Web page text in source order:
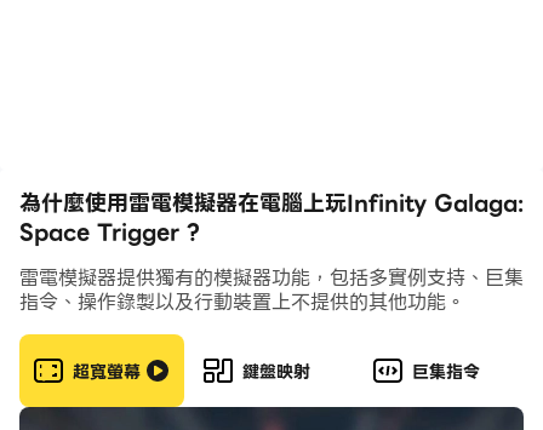
👍遊戲特色
在這款射擊遊戲中贏得與殘酷的卡拉狄加敵人和不同運動模
式和攻擊模式的陷阱的瘋狂空戰。你的屏幕將成為你的戰
場；強烈的導彈、激光和子彈將覆蓋它。穿越子彈風暴並擊
敗所有敵人；不要輸，否則你將不得不從頭開始！
為什麼使用雷電模擬器在電腦上玩Infinity Galaga:
Space Trigger ?
雷電模擬器提供獨有的模擬器功能，包括多實例支持、巨集
指令、操作錄製以及行動裝置上不提供的其他功能。
超寬螢幕 鍵盤映射 巨集指令